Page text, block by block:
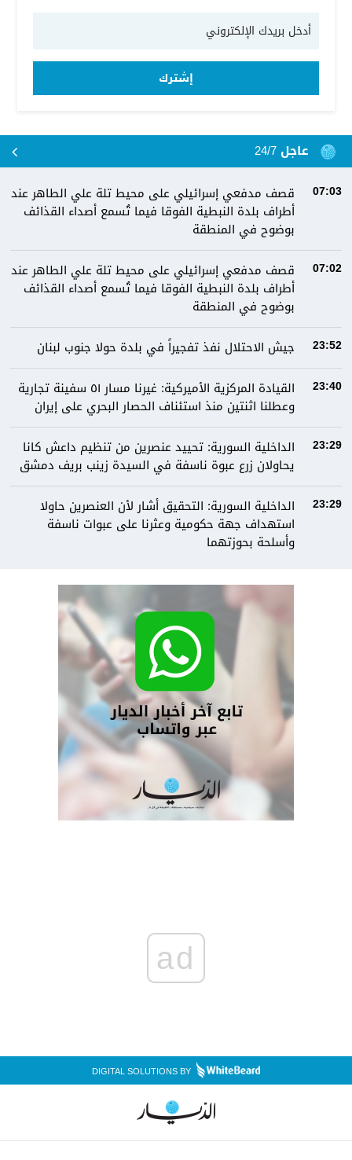
إشترك
عاجل 24/7
07:03
قصف مدفعي إسرائيلي على محيط تلة علي الطاهر عند
أطراف بلدة النبطية الفوقا فيما تُسمع أصداء القذائف
بوضوح في المنطقة
07:02
قصف مدفعي إسرائيلي على محيط تلة علي الطاهر عند
أطراف بلدة النبطية الفوقا فيما تُسمع أصداء القذائف
بوضوح في المنطقة
23:52 جيش الاحتلال نفذ تفجيراً في بلدة حولا جنوب لبنان
23:40
القيادة المركزية الأميركية: غيرنا مسار ٥١ سفينة تجارية
وعطلنا اثنتين منذ استئناف الحصار البحري على إيران
23:29
الداخلية السورية: تحييد عنصرين من تنظيم داعش كانا
يحاولان زرع عبوة ناسفة في السيدة زينب بريف دمشق
23:29
الداخلية السورية: التحقيق أشار لأن العنصرين حاولا
استهداف جهة حكومية وعثرنا على عبوات ناسفة
وأسلحة بحوزتهما
ad
DIGITAL SOLUTIONS BY